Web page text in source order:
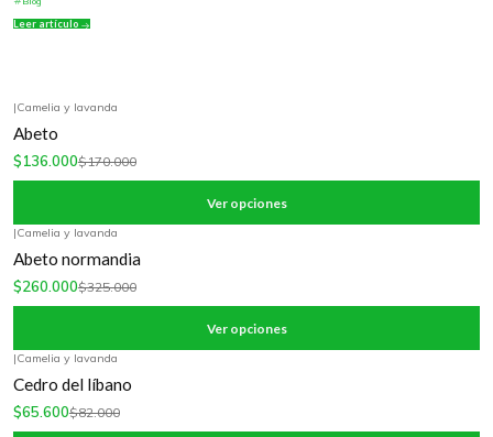
Leer artículo
|Camelia y lavanda
Abeto
$136.000$170.000
Ver opciones
|Camelia y lavanda
Abeto normandia
$260.000$325.000
Ver opciones
|Camelia y lavanda
Cedro del líbano
$65.600$82.000